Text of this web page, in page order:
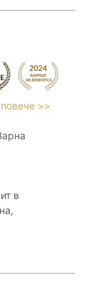
>>
в